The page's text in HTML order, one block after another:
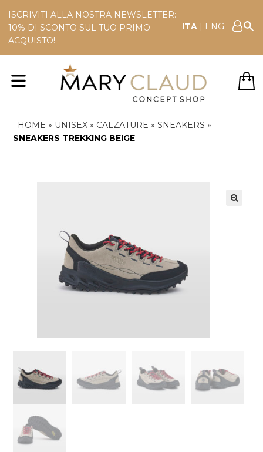
ISCRIVITI ALLA NOSTRA NEWSLETTER:
10% DI SCONTO SUL TUO PRIMO
ACQUISTO!
ITA | ENG
HOME » UNISEX» CALZATURE » SNEAKERS »
SNEAKERS TREKKING BEIGE